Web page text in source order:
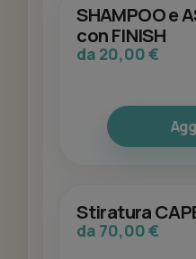
SHAMPOO e
con FINISH
da 20,00 €
Stiratura
da 70,00 €